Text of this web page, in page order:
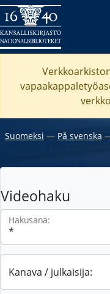
Suomeksi ― På svenska
Videohaku
Hakusana:
Kanava / julkaisija: